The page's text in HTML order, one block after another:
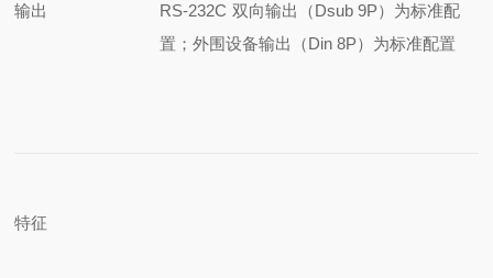
输出
RS-232C 双向输出（Dsub 9P）为标准配
置；外围设备输出（Din 8P）为标准配置
特征